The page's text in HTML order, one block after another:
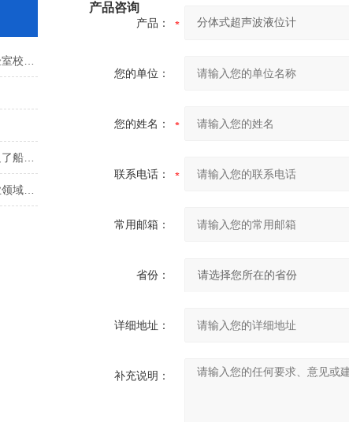
船用工程黑体温度干体炉满足了船舶工程对于热能的需求
不锈钢材质压力校验台为工业领域提供了重要支持
产品咨询
产品：
您的单位：
您的姓名：
联系电话：
常用邮箱：
省份：
详细地址：
补充说明：